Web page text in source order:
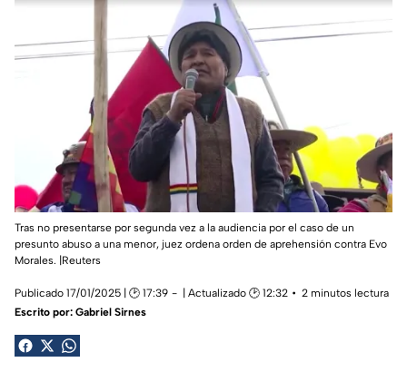
Tras no presentarse por segunda vez a la audiencia por el caso de un
presunto abuso a una menor, juez ordena orden de aprehensión contra Evo
Morales. |Reuters
Publicado 17/01/2025 | 🕑 17:39 | Actualizado 🕑 12:32
2 minutos lectura
Escrito por: Gabriel Sirnes